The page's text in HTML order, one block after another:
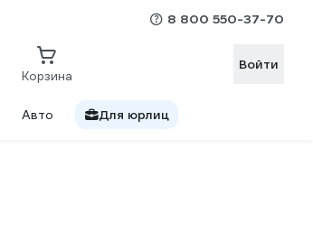
8 800 550-37-70
Корзина
Войти
Авто Для юрлиц